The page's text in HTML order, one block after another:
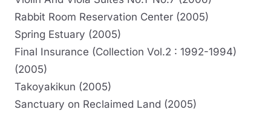
Rabbit Room Reservation Center (2005)
Spring Estuary (2005)
Final Insurance (Collection Vol.2 : 1992-1994)
(2005)
Takoyakikun (2005)
Sanctuary on Reclaimed Land (2005)